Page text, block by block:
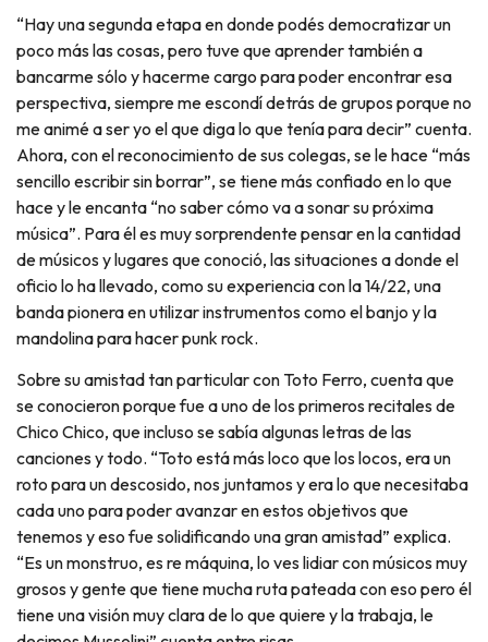
“Hay una segunda etapa en donde podés democratizar un
poco más las cosas, pero tuve que aprender también a
bancarme sólo y hacerme cargo para poder encontrar esa
perspectiva, siempre me escondí detrás de grupos porque no
me animé a ser yo el que diga lo que tenía para decir” cuenta.
Ahora, con el reconocimiento de sus colegas, se le hace “más
sencillo escribir sin borrar”, se tiene más confiado en lo que
hace y le encanta “no saber cómo va a sonar su próxima
música”. Para él es muy sorprendente pensar en la cantidad
de músicos y lugares que conoció, las situaciones a donde el
oficio lo ha llevado, como su experiencia con la 14/22, una
banda pionera en utilizar instrumentos como el banjo y la
mandolina para hacer punk rock.
Sobre su amistad tan particular con Toto Ferro, cuenta que
se conocieron porque fue a uno de los primeros recitales de
Chico Chico, que incluso se sabía algunas letras de las
canciones y todo. “Toto está más loco que los locos, era un
roto para un descosido, nos juntamos y era lo que necesitaba
cada uno para poder avanzar en estos objetivos que
tenemos y eso fue solidificando una gran amistad” explica.
“Es un monstruo, es re máquina, lo ves lidiar con músicos muy
grosos y gente que tiene mucha ruta pateada con eso pero él
tiene una visión muy clara de lo que quiere y la trabaja, le